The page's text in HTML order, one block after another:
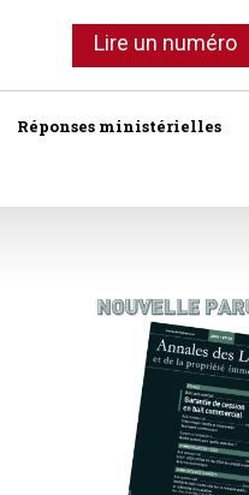
Lire un numéro
Réponses ministérielles
Baux commerciaux
Baux d'habitation
Collectivités territoriales